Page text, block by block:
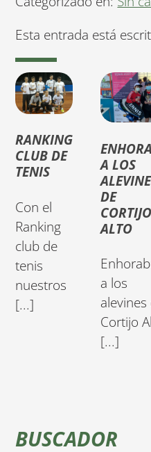
Esta entrada está
RANKING
CLUB DE
TENIS
Con el
Ranking
club de
tenis
nuestros
[...]
A LOS
DE
CORTIJO
ALTO
a los
alevines
Cortijo
[...]
BUSCADOR